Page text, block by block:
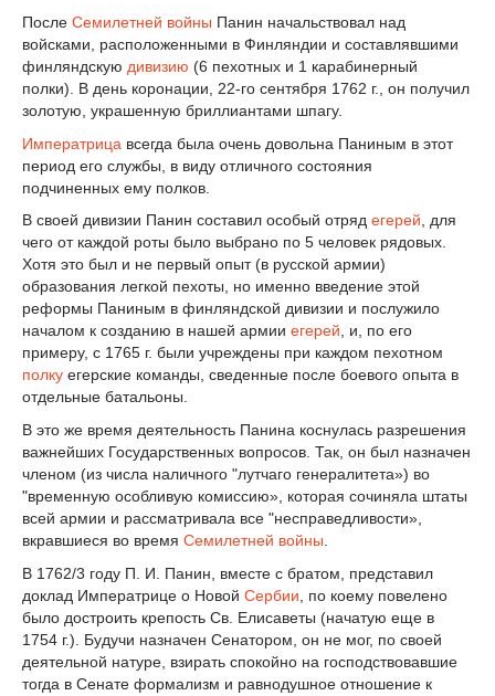
После Семилетней войны Панин начальствовал над
войсками, расположенными в Финляндии и составлявшими
финляндскую дивизию (6 пехотных и 1 карабинерный
полки). В день коронации, 22-го сентября 1762 г., он получил
золотую, украшенную бриллиантами шпагу.
Императрица всегда была очень довольна Паниным в этот
период его службы, в виду отличного состояния
подчиненных ему полков.
В своей дивизии Панин составил особый отряд егерей, для
чего от каждой роты было выбрано по 5 человек рядовых.
Хотя это был и не первый опыт (в русской армии)
образования легкой пехоты, но именно введение этой
реформы Паниным в финляндской дивизии и послужило
началом к созданию в нашей армии егерей, и, по его
примеру, с 1765 г. были учреждены при каждом пехотном
полку егерские команды, сведенные после боевого опыта в
отдельные батальоны.
В это же время деятельность Панина коснулась разрешения
важнейших Государственных вопросов. Так, он был назначен
членом (из числа наличного "лутчаго генералитета») во
"временную особливую комиссию», которая сочиняла штаты
всей армии и рассматривала все "несправедливости»,
вкравшиеся во время Семилетней войны.
В 1762/3 году П. И. Панин, вместе с братом, представил
доклад Императрице о Новой Сербии , по коему повелено
было достроить крепость Св. Елисаветы (начатую еще в
1754 г.). Будучи назначен Сенатором, он не мог, по своей
деятельной натуре, взирать спокойно на господствовавшие
тогда в Сенате формализм и равнодушное отношение к